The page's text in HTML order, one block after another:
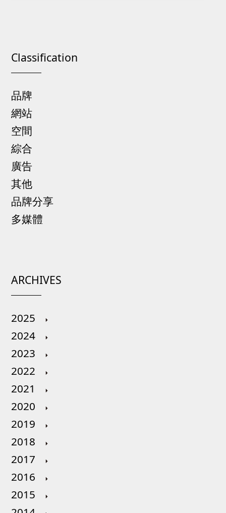
Classification
品牌
網站
空間
綜合
廣告
其他
品牌分享
多媒體
ARCHIVES
2025
2024
2023
2022
2021
2020
2019
2018
2017
2016
2015